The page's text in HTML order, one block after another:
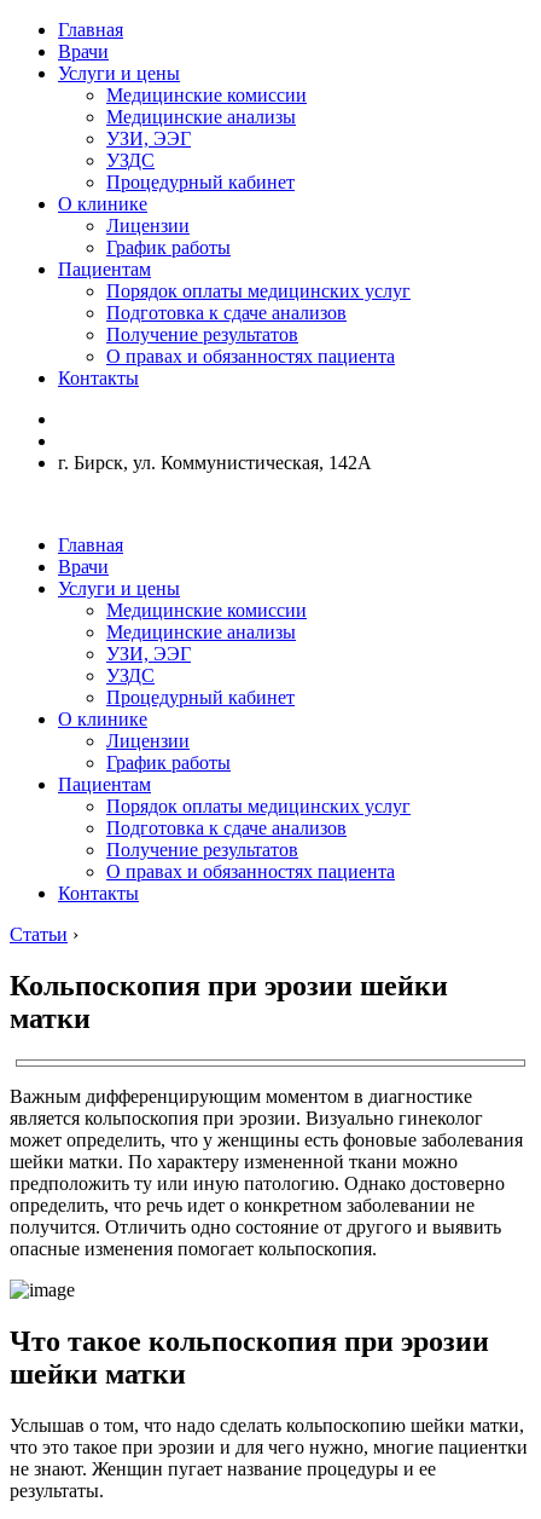
Главная
Врачи
Услуги и цены
Медицинские комиссии
Медицинские анализы
УЗИ, ЭЭГ
УЗДС
Процедурный кабинет
О клинике
Лицензии
График работы
Пациентам
Порядок оплаты медицинских услуг
Подготовка к сдаче анализов
Получение результатов
О правах и обязанностях пациента
Контакты
г. Бирск, ул. Коммунистическая, 142А
Главная
Врачи
Услуги и цены
Медицинские комиссии
Медицинские анализы
УЗИ, ЭЭГ
УЗДС
Процедурный кабинет
О клинике
Лицензии
График работы
Пациентам
Порядок оплаты медицинских услуг
Подготовка к сдаче анализов
Получение результатов
О правах и обязанностях пациента
Контакты
Статьи ›
Кольпоскопия при эрозии шейки
матки
Важным дифференцирующим моментом в диагностике
является кольпоскопия при эрозии. Визуально гинеколог
может определить, что у женщины есть фоновые заболевания
шейки матки. По характеру измененной ткани можно
предположить ту или иную патологию. Однако достоверно
определить, что речь идет о конкретном заболевании не
получится. Отличить одно состояние от другого и выявить
опасные изменения помогает кольпоскопия.
Что такое кольпоскопия при эрозии
шейки матки
Услышав о том, что надо сделать кольпоскопию шейки матки,
что это такое при эрозии и для чего нужно, многие пациентки
не знают. Женщин пугает название процедуры и ее
результаты.